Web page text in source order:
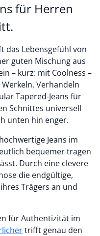
für Herren
das Lebensgefühl von
guten Mischung aus
– kurz: mit Coolness –
Verhandeln
Tapered-Jeans für
Schnittes universell
unten hin enger.
Jeans im
bequemer tragen
Durch eine clevere
die endgültige,
Trägers an und
für Authentizität im
trifft genau den